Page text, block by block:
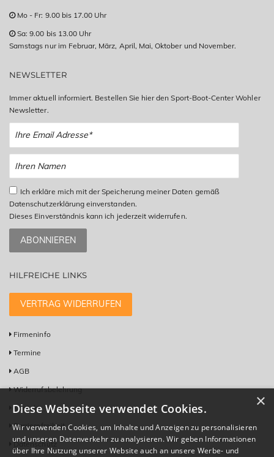
Mo - Fr: 9.00 bis 17.00 Uhr
Sa: 9.00 bis 13.00 Uhr
Samstags nur im Februar, März, April, Mai, Oktober und November.
NEWSLETTER
Immer aktuell informiert. Bestellen Sie hier den Sport-Boot-Center Wohler
Newsletter.
Ich erkläre mich mit der Speicherung meiner Daten gemäß
Datenschutzerklärung einverstanden.
Dieses Einverständnis kann ich jederzeit widerrufen.
ABONNIEREN
HILFREICHE LINKS
VERTRAG WIDERRUFEN
Firmeninfo
Termine
AGB
Widerrufsbelehrung
Kontakt
Barrierefreiheit
Datenschutz
×
Diese Webseite verwendet Cookies.
Wir verwenden Cookies, um Inhalte und Anzeigen zu personalisieren
und unseren Datenverkehr zu analysieren. Wir geben Informationen
über Ihre Nutzung unserer Website auch an unsere Werbe- und